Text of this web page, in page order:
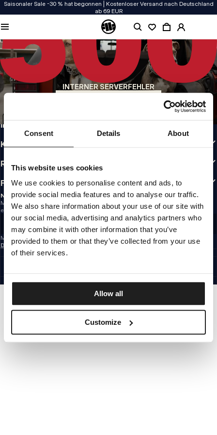
Consent Details About
This website uses cookies
We use cookies to personalise content and ads, to
provide social media features and to analyse our traffic.
We also share information about your use of our site with
our social media, advertising and analytics partners who
may combine it with other information that you’ve
provided to them or that they’ve collected from your use
of their services.
Allow all
Customize
Saisonaler Sale -30 % hat begonnen | Kostenloser Versand nach Deutschland
ab 69 EUR
INTERNER SERVERFEHLER
QUALITÄT HAT BEI UNS PRIORITÄT
Unsere Kleidung wird mit Leidenschaft produziert. Bei Haltbarkeit, Langlebigkeit
der Materialien und Details machen wir keine Kompromisse.
US ORIGIN
Unsere Wurzeln reichen zurück ins San Diego der frühen 90er. Unser Stil ist roh,
authentisch und kompromisslos.
Unsere Kollektionen tragen Sportler, Kämpfer und eigensinnige Individualisten
INFO
KUNDENBEREICH
RICHTLINIEN
FOLLOW US
NEWSLETTER
Möchtest du Informationen über die neuesten Aktionen und Neuigkeiten
erhalten?
Email address
REGISTRIEREN SIE SICH
Mit der Anmeldung zum Newsletter bestätigst du, dass du die
Datenschutzerklärung gelesen hast.
GEHE NACH OBEN